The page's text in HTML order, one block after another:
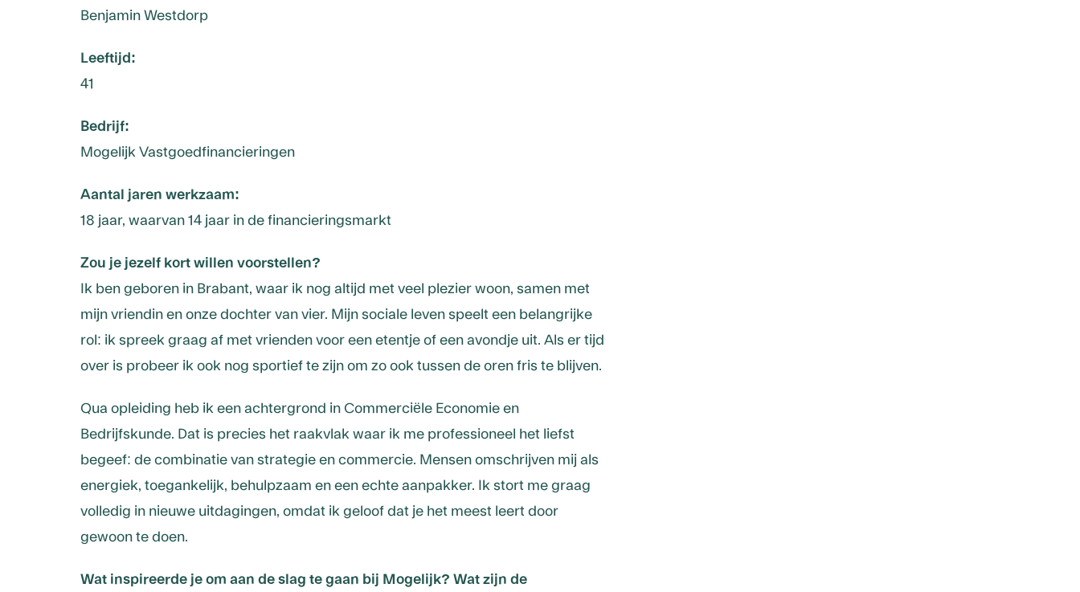
Benjamin Westdorp
Leeftijd:
41
Bedrijf:
Mogelijk Vastgoedfinancieringen
Aantal jaren werkzaam:
18 jaar, waarvan 14 jaar in de financieringsmarkt
Zou je jezelf kort willen voorstellen?
Ik ben geboren in Brabant, waar ik nog altijd met veel plezier woon, samen met
mijn vriendin en onze dochter van vier. Mijn sociale leven speelt een belangrijke
rol: ik spreek graag af met vrienden voor een etentje of een avondje uit. Als er tijd
over is probeer ik ook nog sportief te zijn om zo ook tussen de oren fris te blijven.
Qua opleiding heb ik een achtergrond in Commerciële Economie en
Bedrijfskunde. Dat is precies het raakvlak waar ik me professioneel het liefst
begeef: de combinatie van strategie en commercie. Mensen omschrijven mij als
energiek, toegankelijk, behulpzaam en een echte aanpakker. Ik stort me graag
volledig in nieuwe uitdagingen, omdat ik geloof dat je het meest leert door
gewoon te doen.
Wat inspireerde je om aan de slag te gaan bij Mogelijk? Wat zijn de